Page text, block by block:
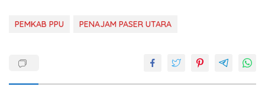
PEMKAB PPU PENAJAM PASER UTARA